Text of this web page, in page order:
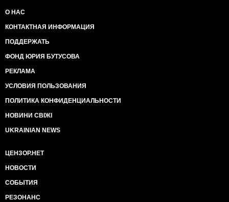
О НАС
КОНТАКТНАЯ ИНФОРМАЦИЯ
ПОДДЕРЖАТЬ
ФОНД ЮРИЯ БУТУСОВА
РЕКЛАМА
УСЛОВИЯ ПОЛЬЗОВАНИЯ
ПОЛИТИКА КОНФИДЕНЦИАЛЬНОСТИ
НОВИНИ СВІЖІ
UKRAINIAN NEWS
ЦЕНЗОР.НЕТ
НОВОСТИ
СОБЫТИЯ
РЕЗОНАНС